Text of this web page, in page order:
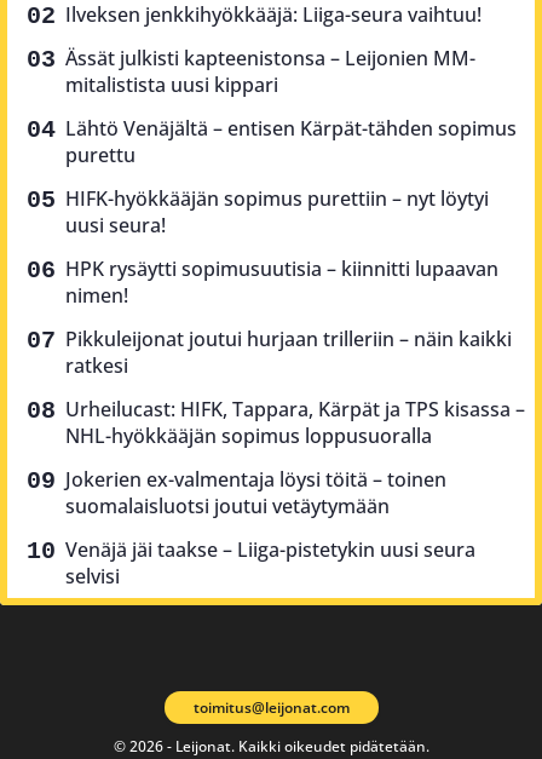
Ilveksen jenkkihyökkääjä: Liiga-seura vaihtuu!
Ässät julkisti kapteenistonsa – Leijonien MM-
mitalistista uusi kippari
Lähtö Venäjältä – entisen Kärpät-tähden sopimus
purettu
HIFK-hyökkääjän sopimus purettiin – nyt löytyi
uusi seura!
HPK rysäytti sopimusuutisia – kiinnitti lupaavan
nimen!
Pikkuleijonat joutui hurjaan trilleriin – näin kaikki
ratkesi
Urheilucast: HIFK, Tappara, Kärpät ja TPS kisassa –
NHL-hyökkääjän sopimus loppusuoralla
Jokerien ex-valmentaja löysi töitä – toinen
suomalaisluotsi joutui vetäytymään
Venäjä jäi taakse – Liiga-pistetykin uusi seura
selvisi
© 2026 - Leijonat. Kaikki oikeudet pidätetään.
toimitus@leijonat.com